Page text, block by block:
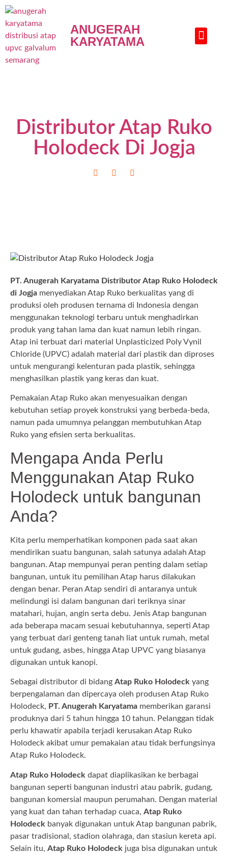
ANUGERAH
KARYATAMA
Distributor Atap Ruko
Holodeck Di Jogja
PT. Anugerah Karyatama Distributor Atap Ruko Holodeck
di Jogja menyediakan Atap Ruko berkualitas yang di
produksi oleh produsen ternama di Indonesia dengan
menggunakan teknologi terbaru untuk menghadirkan
produk yang tahan lama dan kuat namun lebih ringan.
Atap ini terbuat dari material Unplasticized Poly Vynil
Chloride (UPVC) adalah material dari plastik dan diproses
untuk mengurangi kelenturan pada plastik, sehingga
menghasilkan plastik yang keras dan kuat.
Pemakaian Atap Ruko akan menyesuaikan dengan
kebutuhan setiap proyek konstruksi yang berbeda-beda,
namun pada umumnya pelanggan membutuhkan Atap
Ruko yang efisien serta berkualitas.
Mengapa Anda Perlu
Menggunakan Atap Ruko
Holodeck untuk bangunan
Anda?
Kita perlu memperhatikan komponen pada saat akan
mendirikan suatu bangunan, salah satunya adalah Atap
bangunan. Atap mempunyai peran penting dalam setiap
bangunan, untuk itu pemilihan Atap harus dilakukan
dengan benar. Peran Atap sendiri di antaranya untuk
melindungi isi dalam bangunan dari teriknya sinar
matahari, hujan, angin serta debu. Jenis Atap bangunan
ada beberapa macam sesuai kebutuhannya, seperti Atap
yang terbuat dari genteng tanah liat untuk rumah, metal
untuk gudang, asbes, hingga Atap UPVC yang biasanya
digunakan untuk kanopi.
Sebagai distributor di bidang Atap Ruko Holodeck yang
berpengalaman dan dipercaya oleh produsen Atap Ruko
Holodeck, PT. Anugerah Karyatama memberikan garansi
produknya dari 5 tahun hingga 10 tahun. Pelanggan tidak
perlu khawatir apabila terjadi kerusakan Atap Ruko
Holodeck akibat umur pemakaian atau tidak berfungsinya
Atap Ruko Holodeck.
Atap Ruko Holodeck dapat diaplikasikan ke berbagai
bangunan seperti bangunan industri atau pabrik, gudang,
bangunan komersial maupun perumahan. Dengan material
yang kuat dan tahan terhadap cuaca, Atap Ruko
Holodeck banyak digunakan untuk Atap bangunan pabrik,
pasar tradisional, stadion olahraga, dan stasiun kereta api.
Selain itu, Atap Ruko Holodeck juga bisa digunakan untuk